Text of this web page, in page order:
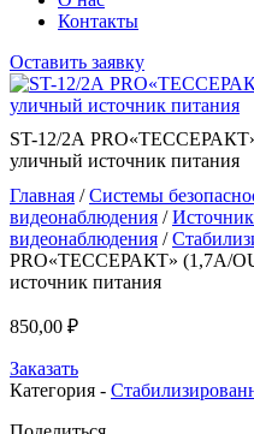
Контакты
Оставить заявку
ST-12/2А
уличный источник питания
Главная /Системы
видеонаблюдения /
видеонаблюдения /
PRO«ТЕССЕРАКТ» (1,7А/
источник питания
850,00 ₽
Заказать
Категория -